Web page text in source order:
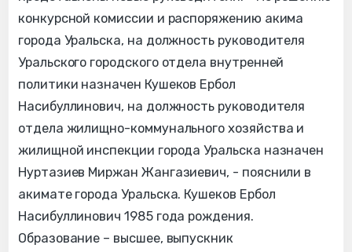
конкурсной комиссии и распоряжению акима
города Уральска, на должность руководителя
Уральского городского отдела внутренней
политики назначен Кушеков Ербол
Насибуллинович, на должность руководителя
отдела жилищно-коммунального хозяйства и
жилищной инспекции города Уральска назначен
Нуртазиев Миржан Жангазиевич, - пояснили в
акимате города Уральска. Кушеков Ербол
Насибуллинович 1985 года рождения.
Образование – высшее, выпускник